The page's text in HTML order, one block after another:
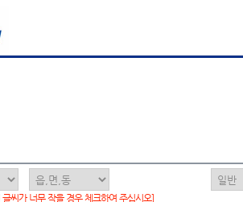
글씨가 너무 작을 경우 체크하여 주십시오]